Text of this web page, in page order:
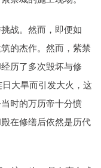
战。然而，即便如
的杰作。然而，紫禁
历了多次毁坏与修
大旱而引发大火，这
时的万历帝十分愤
在修缮后依然是历代